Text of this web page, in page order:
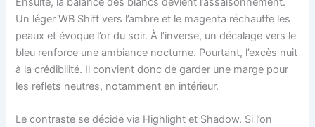
Un léger WB Shift vers l’ambre et le magenta réchauffe les
peaux et évoque l’or du soir. À l’inverse, un décalage vers le
bleu renforce une ambiance nocturne. Pourtant, l’excès nuit
à la crédibilité. Il convient donc de garder une marge pour
les reflets neutres, notamment en intérieur.
Le contraste se décide via Highlight et Shadow. Si l’on